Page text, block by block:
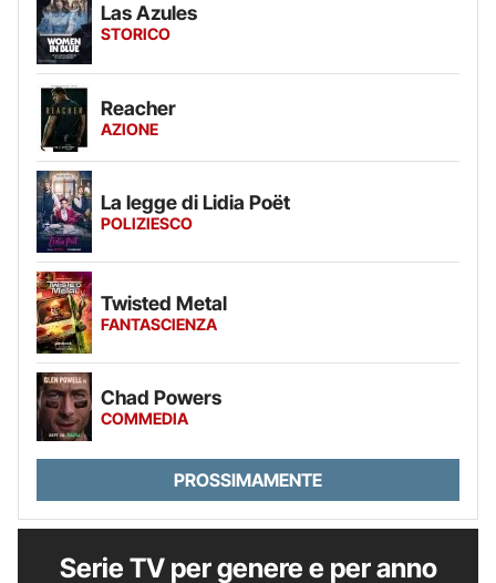
Las Azules
STORICO
Reacher
AZIONE
La legge di Lidia Poët
POLIZIESCO
Twisted Metal
FANTASCIENZA
Chad Powers
COMMEDIA
PROSSIMAMENTE
Serie TV per genere e per anno